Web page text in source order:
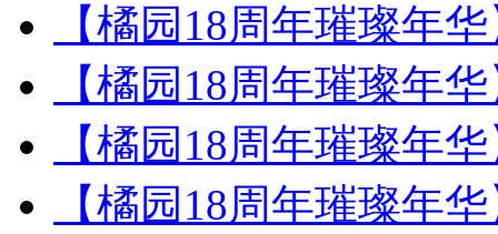
【橘园18周年璀璨年
【橘园18周年璀璨年
【橘园18周年璀璨年
【橘园18周年璀璨年